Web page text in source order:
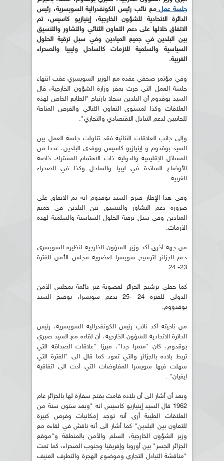
جلسة عملمع نائب رئيس الكونفدرالية السويسرية، رئيس
الدائرة الاتحادية للشؤون الخارجية، إينيازيو كاسيس، تم
الاتفاق خلالها على دعم التعاون الثنائي والتشاور والتنسيق
بين البلدين في جميع الميادين وفي سبل ترقية الحلول
السياسية والسلمية للازمات كالساحل وليبيا والصحراء
الغربية.
وفي مؤتمر صحفي عقده مع الوزير السويسري عقب انتهاء
جلسة العمل التي جرت بمقر وزارة الشؤون الخارجية، قال
السيد بوقدوم أن البلدين سجلا بارتياح "الطابع الخاص لهذه
العلاقات وكذا لمستوى التعاون الثنائي والفرص المتاحة
للجانبين لدعم التبادل الاقتصادي والتجاري".
وإلى جانب العلاقات الثنائية فقد تناولت جلسة العمل بين
السيد بوقدوم و إينيازيو كاسيس ووفدي البلدين، عددا من
المسائل الإقليمية والدولية ذات الاهتمام المشترك خاصة
الأوضاع السائدة في ليبيا والساحل وكذا في الصحراء
الغربية.
وفي هذا الإطار صرح السيد بوقدوم انه تم الاتفاق على
ضرورة دعم التشاور والتنسيق بين البلدين في جميع
الميادين وفي سبل ترقية الحلول السياسية والسلمية لهذه
الأزمات.
من جهة أخرى أكد وزير الشؤون الخارجية لنظيره السويسري
دعم الجزائر لترشيح سويسرا لعضوية مجلس الأمن للفترة
23- 24.
كما حظي ترشيح الجزائر لعضوية غير دائمة بمجلس الأمن
الدولي للفترة 24 -25 بدعم سويسرا، يوضح السيد
بوقدووم.
من ناحيته أكد نائب رئيس الكونفدرالية السويسرية، رئيس
الدائرة الاتحادية للشؤون الخارجية، أن لقاءه مع السيد صبري
بوقدوم، كان "مثمرا جدا"، مبرزا "علاقات الصداقة التي
تربط بلاده بالجزائر والتي تعود كما قال الى "الفترة التي
سهلت فيها سويسرا المفاوضات التي أدت الى اتفاقية
ايفيان" .
وبعد أن أشار الى أن بلاده قامت بفتح سفارة لها بالجزائر عام
1962 قال السيد إينيازيو كاسيس انه "وبعد ستون سنة من
العلاقات الطيبة أرى أنه توجد إمكانيات وفرص كبيرة
للتعاون بين البلدين" كما أشار الى أنه ناقش في لقاءه مع
وزير الشؤون الخارجية، السلم والأمن بالمنطقة و"موقع
الجزائر الجسر" بين أوروبا وإفريقيا وجنوب الصحراء، كما تمت
"مناقشة التبادل التجاري وموضوع الهجرة والتطرف العنيف